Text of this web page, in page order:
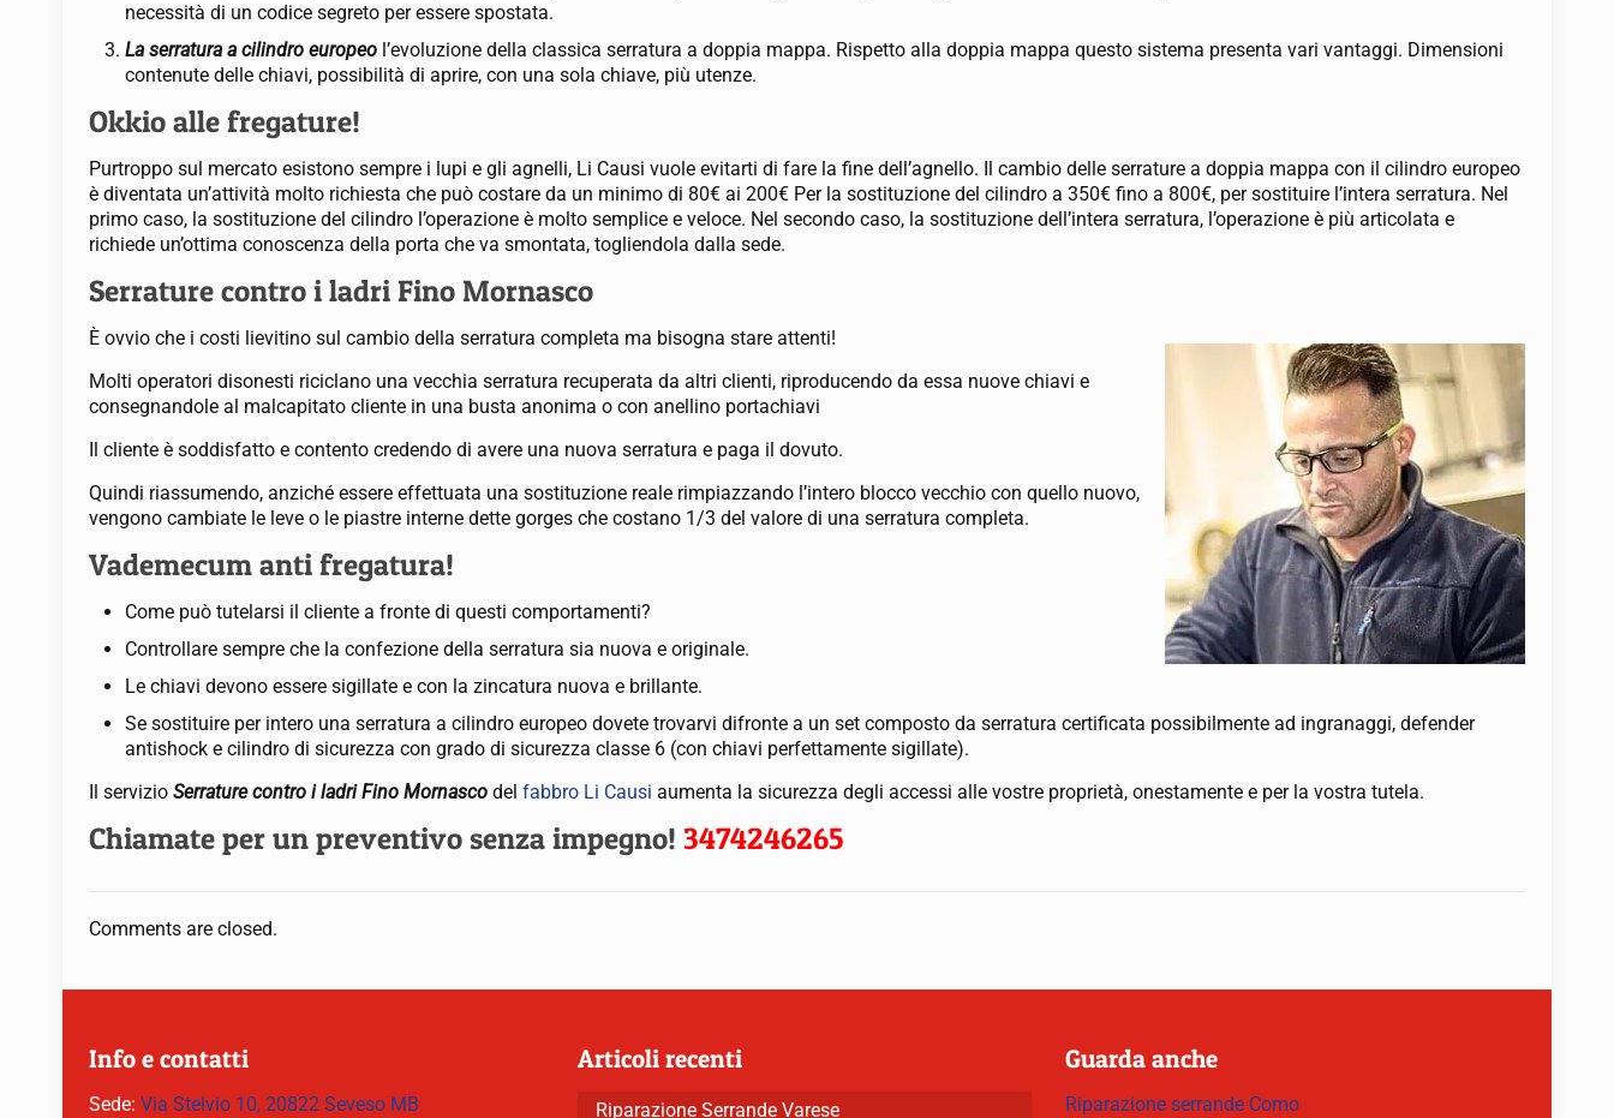
necessità di un codice segreto per essere spostata.
La serratura a cilindro europeo l’evoluzione della classica serratura a doppia mappa. Rispetto alla doppia mappa questo sistema presenta vari vantaggi. Dimensioni
contenute delle chiavi, possibilità di aprire, con una sola chiave, più utenze.
Okkio alle fregature!
Purtroppo sul mercato esistono sempre i lupi e gli agnelli, Li Causi vuole evitarti di fare la fine dell’agnello. Il cambio delle serrature a doppia mappa con il cilindro europeo
è diventata un’attività molto richiesta che può costare da un minimo di 80€ ai 200€ Per la sostituzione del cilindro a 350€ fino a 800€, per sostituire l’intera serratura. Nel
primo caso, la sostituzione del cilindro l’operazione è molto semplice e veloce. Nel secondo caso, la sostituzione dell’intera serratura, l’operazione è più articolata e
richiede un’ottima conoscenza della porta che va smontata, togliendola dalla sede.
Serrature contro i ladri Fino Mornasco
È ovvio che i costi lievitino sul cambio della serratura completa ma bisogna stare attenti!
Molti operatori disonesti riciclano una vecchia serratura recuperata da altri clienti, riproducendo da essa nuove chiavi e
consegnandole al malcapitato cliente in una busta anonima o con anellino portachiavi
Il cliente è soddisfatto e contento credendo di avere una nuova serratura e paga il dovuto.
Quindi riassumendo, anziché essere effettuata una sostituzione reale rimpiazzando l’intero blocco vecchio con quello nuovo,
vengono cambiate le leve o le piastre interne dette gorges che costano 1/3 del valore di una serratura completa.
Vademecum anti fregatura!
Come può tutelarsi il cliente a fronte di questi comportamenti?
Controllare sempre che la confezione della serratura sia nuova e originale.
Le chiavi devono essere sigillate e con la zincatura nuova e brillante.
Se sostituire per intero una serratura a cilindro europeo dovete trovarvi difronte a un set composto da serratura certificata possibilmente ad ingranaggi, defender
antishock e cilindro di sicurezza con grado di sicurezza classe 6 (con chiavi perfettamente sigillate).
Il servizioSerrature contro i ladri Fino Mornascodelfabbro Li Causi aumenta la sicurezza degli accessi alle vostre proprietà, onestamente e per la vostra tutela.
Chiamate per un preventivo senza impegno!3474246265
Comments are closed.
Info e contatti
Sede: Via Stelvio 10, 20822 Seveso MB
Articoli recenti
Riparazione Serrande Varese
Guarda anche
Riparazione serrande Como